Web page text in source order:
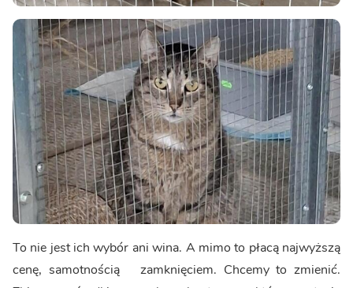
To nie jest ich wybór ani wina. A mimo to płacą najwyższą
cenę, samotnością zamknięciem. Chcemy to zmienić.